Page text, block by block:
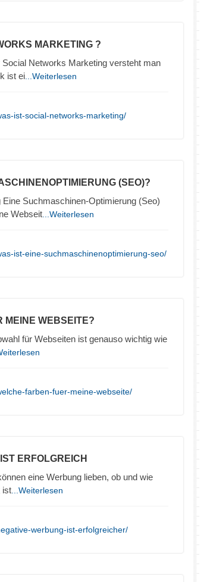
MARKETING ?
Networks Marketing versteht man
ist ei ...Weiterlesen
ist-social-networks-marketing/
(SEO)?
Suchmaschinen-Optimierung (Seo)
Webseit ...Weiterlesen
ist-eine-suchmaschinenoptimierung-seo/
MEINE WEBSEITE?
für Webseiten ist genauso wichtig wie
farben-fuer-meine-webseite/
ERFOLGREICH
eine Werbung lieben, ob und wie
ist ...Weiterlesen
werbung-ist-erfolgreicher/